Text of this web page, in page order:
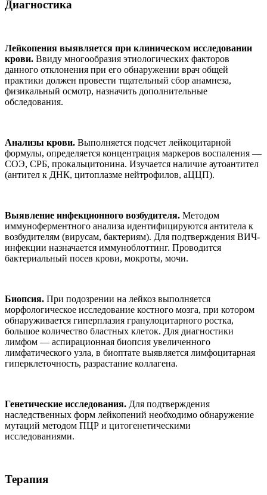
Диагностика
Лейкопения выявляется при клиническом исследовании
крови. Ввиду многообразия этиологических факторов
данного отклонения при его обнаружении врач общей
практики должен провести тщательный сбор анамнеза,
физикальный осмотр, назначить дополнительные
обследования.
Анализы крови. Выполняется подсчет лейкоцитарной
формулы, определяется концентрация маркеров воспаления —
СОЭ, СРБ, прокальцитонина. Изучается наличие аутоантител
(антител к ДНК, цитоплазме нейтрофилов, аЦЦП).
Выявление инфекционного возбудителя. Методом
иммуноферментного анализа идентифицируются антитела к
возбудителям (вирусам, бактериям). Для подтверждения ВИЧ-
инфекции назначается иммуноблоттинг. Проводится
бактериальный посев крови, мокроты, мочи.
Биопсия. При подозрении на лейкоз выполняется
морфологическое исследование костного мозга, при котором
обнаруживается гиперплазия гранулоцитарного ростка,
большое количество бластных клеток. Для диагностики
лимфом — аспирационная биопсия увеличенного
лимфатического узла, в биоптате выявляется лимфоцитарная
гиперклеточность, разрастание коллагена.
Генетические исследования. Для подтверждения
наследственных форм лейкопений необходимо обнаружение
мутаций методом ПЦР и цитогенетическими
исследованиями.
Терапия